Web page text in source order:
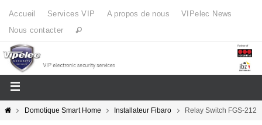
Accueil Services VIP A propos de nous
VIPelec News
Nous contacter
Domotique Smart Home Installateur Fibaro Relay Switch FGS-212